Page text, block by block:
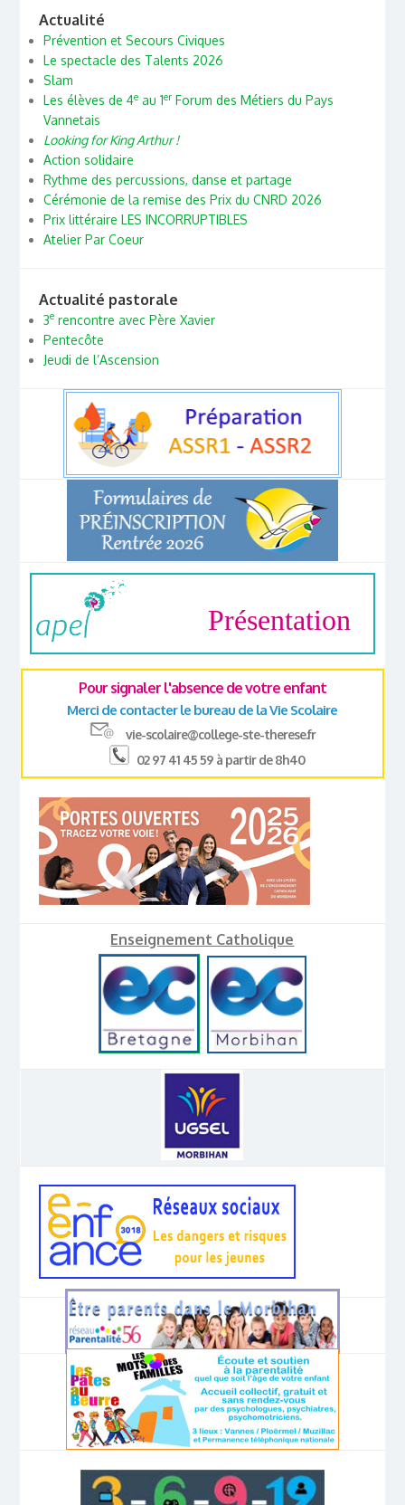
Actualité
Prévention et Secours Civiques
Le spectacle des Talents 2026
Slam
Les élèves de 4eau 1erForum des Métiers du Pays
Vannetais
Looking for King Arthur !
Action solidaire
Rythme des percussions, danse et partage
Cérémonie de la remise des Prix du CNRD 2026
Prix littéraire LES INCORRUPTIBLES
Atelier Par Coeur
Actualité pastorale
3erencontre avec Père Xavier
Pentecôte
Jeudi de l’Ascension
Présentation
Pour signaler l'absence de votre enfant
Merci de contacter le bureau de la Vie Scolaire
vie-scolaire@college-ste-therese.fr
02 97 41 45 59 à partir de 8h40
Enseignement Catholique